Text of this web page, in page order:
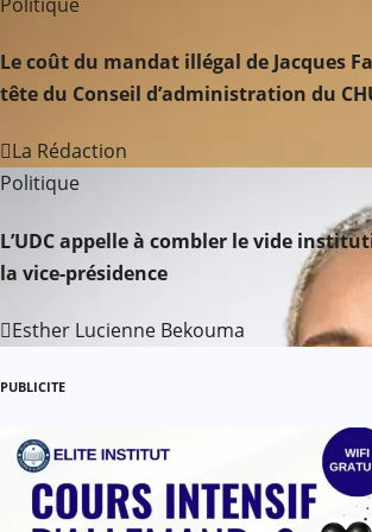
n
d
e
l
a
t
i
Le coût du mandat illégal de Jacques
tête du Conseil d’administration du
La Rédaction
Politique
L’UDC appelle à combler le vide
la vice-présidence
Esther Lucienne Bekouma
PUBLICITE